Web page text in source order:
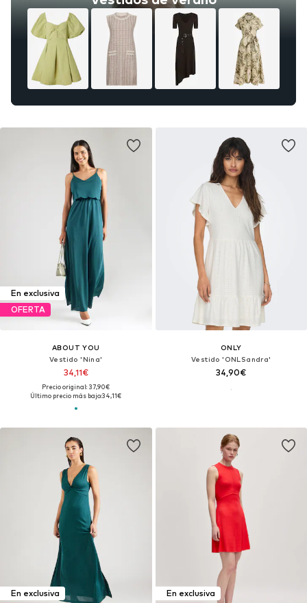
En exclusiva
OFERTA
ABOUT YOU
Vestido 'Nina'
34,11€
Precio original: 37,90€
Último precio más bajo:34,11€
ONLY
Vestido 'ONLSandra'
34,90€
En exclusiva
En exclusiva